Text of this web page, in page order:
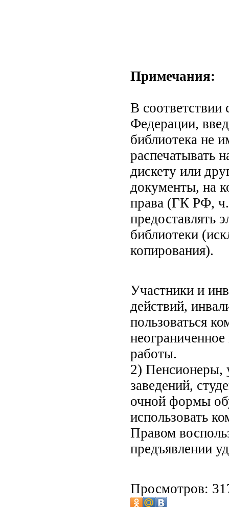
Примечания:
В соответствии
Федерации,
библиотека не
распечатывать
дискету или
документы, на
права (ГК РФ,
предоставлять
библиотеки
копирования).
Участники и
действий,
пользоваться
работы.
2) Пенсионеры,
заведений,
очной формы
использовать
Правом
предъявлении
Просмотров: